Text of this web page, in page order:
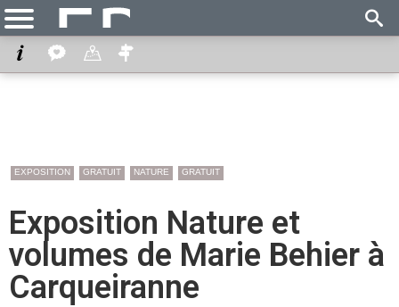
EXPOSITION GRATUIT NATURE GRATUIT
Exposition Nature et
volumes de Marie Behier à
Carqueiranne